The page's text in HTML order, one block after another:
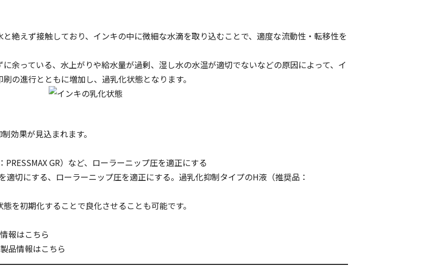
絶えず接触しており、インキの中に微細な水滴を取り込むことで、適度な流動性・転移性を
余っている、水上がりや給水量が過剰、湿し水の水温が適切でないなどの原因によって、イ
の進行とともに増加し、過乳化状態となります。
効果が見込まれます。
GR）など、ローラーニップ圧を適正にする
切にする、ローラーニップ圧を適正にする。過乳化抑制タイプのH液（推奨品：
を初期化することで良化させることも可能です。
報はこちら
品情報はこちら